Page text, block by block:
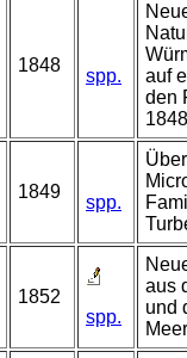
1848
spp.
auf
den
1849
spp.
1852
spp.
aus
und